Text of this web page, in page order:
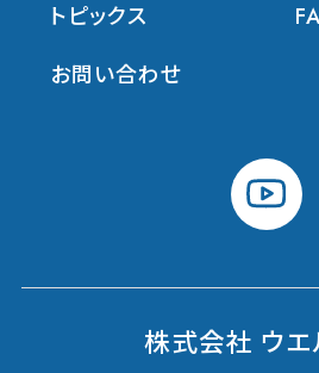
トピックス
お問い合わせ
youtube
株式会社 ウエ